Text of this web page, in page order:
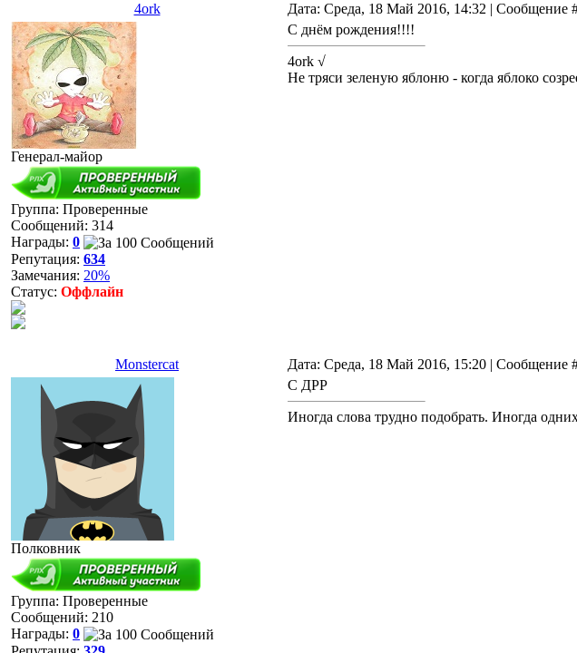
4ork Дата: Среда, 18 Май 2016, 14:32 | Сообщение
Генерал-майор
Группа: Проверенные
Сообщений: 314
Награды: 0
Репутация: 634
Замечания: 20%
Статус: Оффлайн
С днём рождения!!!!
4ork √
Не тряси зеленую яблоню - когда яблоко
Monstercat Дата: Среда, 18 Май 2016, 15:20 | Сообщение
Полковник
Группа: Проверенные
Сообщений: 210
Награды: 0
С ДРР
Иногда слова трудно подобрать. Иногда